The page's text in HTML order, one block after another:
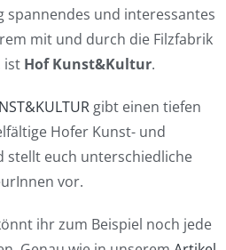
spannendes und interessantes
mit und durch die Filzfabrik
ist Hof Kunst&Kultur.
gibt einen tiefen
Hofer Kunst- und
stellt euch unterschiedliche
vor.
ihr zum Beispiel noch jede